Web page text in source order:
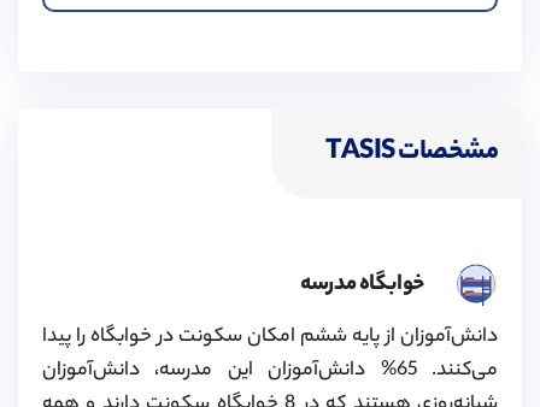
مشخصات TASIS
خوابگاه مدرسه
دانش‌آموزان از پایه ششم امکان سکونت در خوابگاه را پیدا
می‌کنند. 65% دانش‌آموزان این مدرسه، دانش‌آموزان